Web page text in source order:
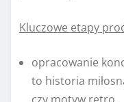
Kluczowe etapy
opracowanie
to historia